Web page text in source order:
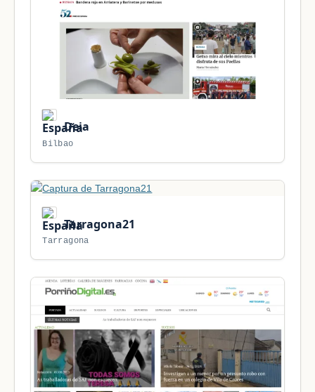
Deia
Bilbao
Tarragona21
Tarragona